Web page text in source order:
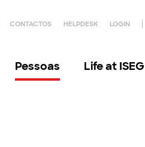
CONTACTOS HELPDESK LOGIN
Pessoas Life at ISEG